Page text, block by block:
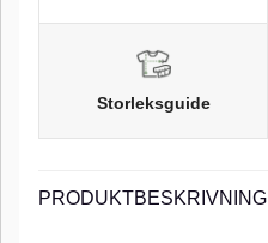
Storleksguide
PRODUKTBESKRIVNING